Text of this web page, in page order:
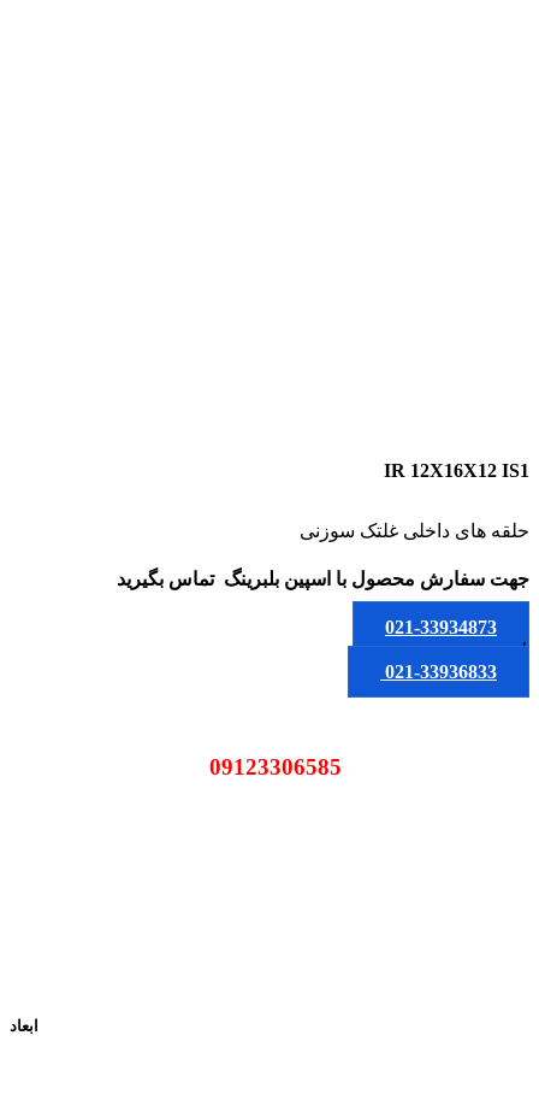
IR 12X16X12 IS1
حلقه های داخلی غلتک سوزنی
جهت سفارش محصول با اسپین بلبرینگ تماس بگیرید
021-33934873
یا
021-33936833
ابعاد